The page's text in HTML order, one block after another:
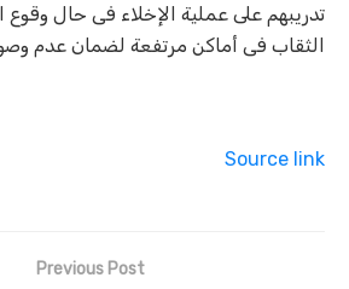
تدريبهم على عملية الإخلاء فى حال وقوع
الثقاب فى أماكن مرتفعة لضمان عدم
Source link
Previous Post